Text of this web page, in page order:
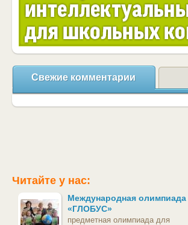
Свежие комментарии
Читайте у нас:
Международная олимпиада
«ГЛОБУС»
предметная олимпиада для